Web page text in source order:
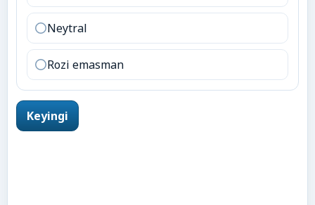
Neytral
Rozi emasman
Keyingi